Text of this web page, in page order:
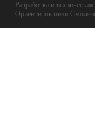
Разработка и
Ориентировщики